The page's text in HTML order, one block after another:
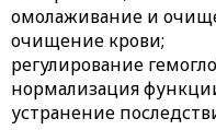
омолаживание и
очищение крови;
регулирование
нормализация
устранение